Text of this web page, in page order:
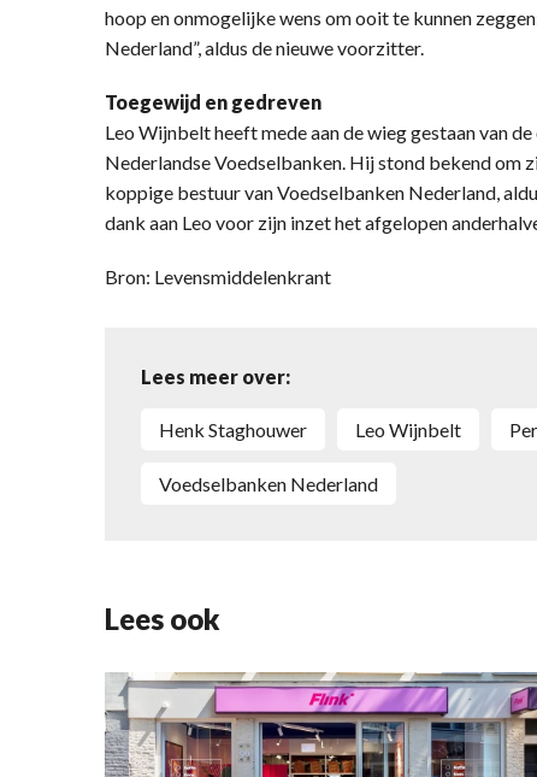
hoop en onmogelijke wens om ooit te kunnen
Nederland”, aldus de nieuwe voorzitter.
Toegewijd en gedreven
Leo Wijnbelt heeft mede aan de wieg gestaan van
Nederlandse Voedselbanken. Hij stond bekend om
koppige bestuur van Voedselbanken Nederland,
dank aan Leo voor zijn inzet het afgelopen
Bron: Levensmiddelenkrant
Lees meer over:
Henk Staghouwer Leo Wijnbelt
Voedselbanken Nederland
Lees ook